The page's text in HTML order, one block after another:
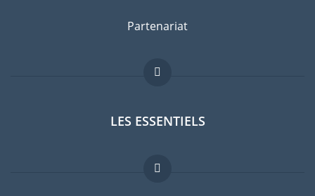
Partenariat
LES ESSENTIELS
Forum expatriés